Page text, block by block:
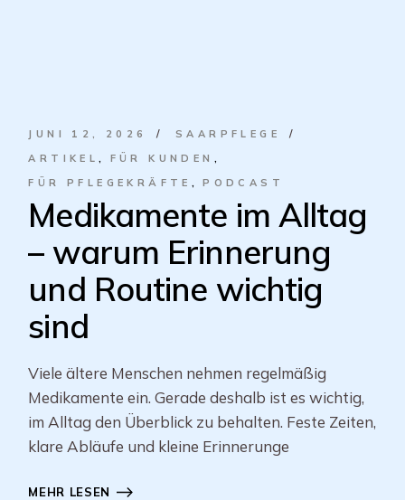
JUNI 12, 2026
SAARPFLEGE
ARTIKEL
FÜR KUNDEN
FÜR PFLEGEKRÄFTE
PODCAST
Medikamente im Alltag
– warum Erinnerung
und Routine wichtig
sind
Viele ältere Menschen nehmen regelmäßig
Medikamente ein. Gerade deshalb ist es wichtig,
im Alltag den Überblick zu behalten. Feste Zeiten,
klare Abläufe und kleine Erinnerunge
MEHR LESEN